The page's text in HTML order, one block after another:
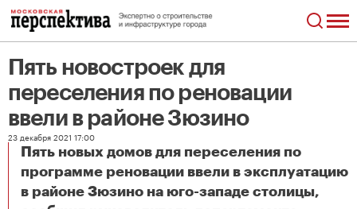
Пять новостроек для
переселения по реновации
ввели в районе Зюзино
23 декабря 2021 17:00
Пять новых домов для переселения по
программе реновации ввели в эксплуатацию
в районе Зюзино на юго-западе столицы,